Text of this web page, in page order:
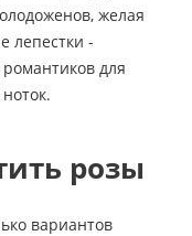
желая
лепестки -
для
розы
вариантов